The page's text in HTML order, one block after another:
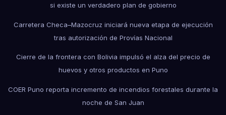
si existe un verdadero plan de gobierno
Carretera Checa–Mazocruz iniciará nueva etapa de ejecución
tras autorización de Provías Nacional
Cierre de la frontera con Bolivia impulsó el alza del precio de
huevos y otros productos en Puno
COER Puno reporta incremento de incendios forestales durante la
noche de San Juan